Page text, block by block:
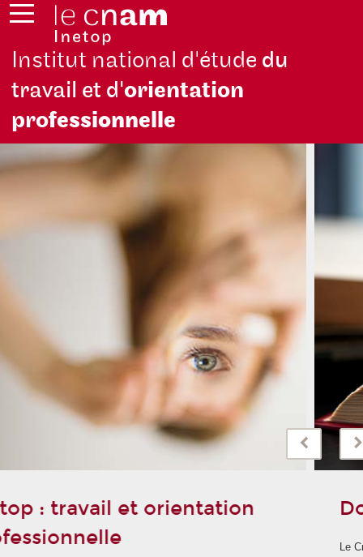
Institut national d'étude du
travail et d'orientation
professionnelle
Donation - Revue OSP
Le Cnam et L'Inetop organisent une donation de la revue